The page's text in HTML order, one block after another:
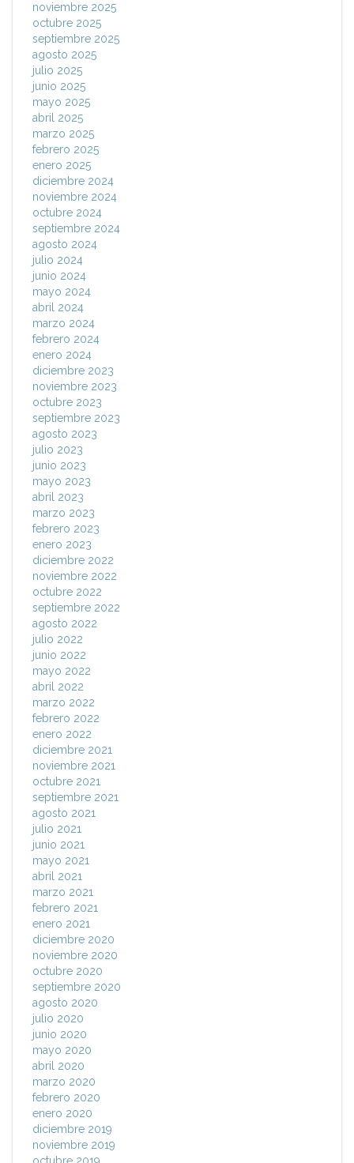
noviembre 2025
octubre 2025
septiembre 2025
agosto 2025
julio 2025
junio 2025
mayo 2025
abril 2025
marzo 2025
febrero 2025
enero 2025
diciembre 2024
noviembre 2024
octubre 2024
septiembre 2024
agosto 2024
julio 2024
junio 2024
mayo 2024
abril 2024
marzo 2024
febrero 2024
enero 2024
diciembre 2023
noviembre 2023
octubre 2023
septiembre 2023
agosto 2023
julio 2023
junio 2023
mayo 2023
abril 2023
marzo 2023
febrero 2023
enero 2023
diciembre 2022
noviembre 2022
octubre 2022
septiembre 2022
agosto 2022
julio 2022
junio 2022
mayo 2022
abril 2022
marzo 2022
febrero 2022
enero 2022
diciembre 2021
noviembre 2021
octubre 2021
septiembre 2021
agosto 2021
julio 2021
junio 2021
mayo 2021
abril 2021
marzo 2021
febrero 2021
enero 2021
diciembre 2020
noviembre 2020
octubre 2020
septiembre 2020
agosto 2020
julio 2020
junio 2020
mayo 2020
abril 2020
marzo 2020
febrero 2020
enero 2020
diciembre 2019
noviembre 2019